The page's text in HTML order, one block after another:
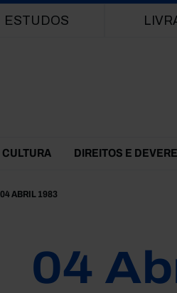
ESTUDOS
CULTURA DIREITOS E
04 ABRIL 1983
04